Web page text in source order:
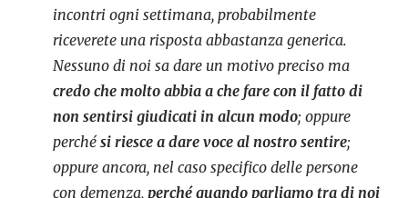
incontri ogni settimana, probabilmente
riceverete una risposta abbastanza generica.
Nessuno di noi sa dare un motivo preciso ma
credo che molto abbia a che fare con il fatto di
non sentirsi giudicati in alcun modo; oppure
perchési riesce a dare voce al nostro sentire;
oppure ancora, nel caso specifico delle persone
con demenza, perché quando parliamo tra di noi